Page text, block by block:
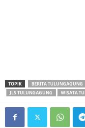
TOPIK BERITA TULUNGAGUNG
JLS TULUNGAGUNG
WISATA